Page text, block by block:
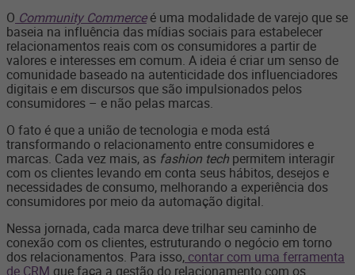
O Community Commerce é uma modalidade de varejo que se
baseia na influência das mídias sociais para estabelecer
relacionamentos reais com os consumidores a partir de
valores e interesses em comum. A ideia é criar um senso de
comunidade baseado na autenticidade dos influenciadores
digitais e em discursos que são impulsionados pelos
consumidores – e não pelas marcas.
O fato é que a união de tecnologia e moda está
transformando o relacionamento entre consumidores e
marcas. Cada vez mais, as fashion tech permitem interagir
com os clientes levando em conta seus hábitos, desejos e
necessidades de consumo, melhorando a experiência dos
consumidores por meio da automação digital.
Nessa jornada, cada marca deve trilhar seu caminho de
conexão com os clientes, estruturando o negócio em torno
dos relacionamentos. Para isso, contar com uma ferramenta
de CRM que faça a gestão do relacionamento com os